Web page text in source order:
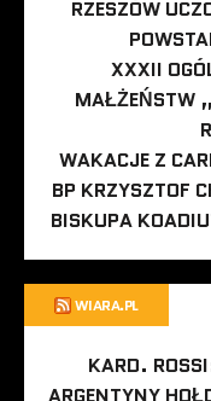
RZESZÓW
XXXII
MAŁŻEŃSTW
WAKACJE Z
BP KRZYSZTOF
BISKUPA
WIARA.PL
KARD.
ARGENTYNY